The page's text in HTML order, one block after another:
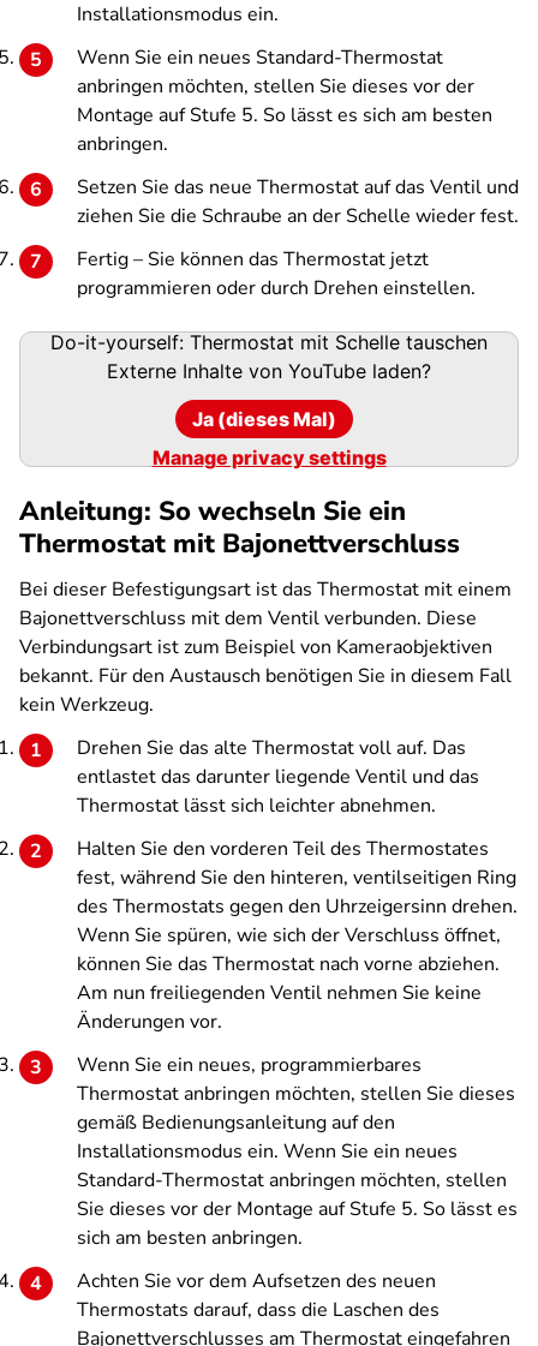
Installationsmodus ein.
Wenn Sie ein neues Standard-Thermostat
anbringen möchten, stellen Sie dieses vor der
Montage auf Stufe 5. So lässt es sich am besten
anbringen.
Setzen Sie das neue Thermostat auf das Ventil und
ziehen Sie die Schraube an der Schelle wieder fest.
Fertig – Sie können das Thermostat jetzt
programmieren oder durch Drehen einstellen.
Do-it-yourself: Thermostat mit Schelle tauschen
Externe Inhalte von YouTube laden?
Ja (dieses Mal)
Manage privacy settings
Anleitung: So wechseln Sie ein
Thermostat mit Bajonettverschluss
Bei dieser Befestigungsart ist das Thermostat mit einem
Bajonettverschluss mit dem Ventil verbunden. Diese
Verbindungsart ist zum Beispiel von Kameraobjektiven
bekannt. Für den Austausch benötigen Sie in diesem Fall
kein Werkzeug.
Drehen Sie das alte Thermostat voll auf. Das
entlastet das darunter liegende Ventil und das
Thermostat lässt sich leichter abnehmen.
Halten Sie den vorderen Teil des Thermostates
fest, während Sie den hinteren, ventilseitigen Ring
des Thermostats gegen den Uhrzeigersinn drehen.
Wenn Sie spüren, wie sich der Verschluss öffnet,
können Sie das Thermostat nach vorne abziehen.
Am nun freiliegenden Ventil nehmen Sie keine
Änderungen vor.
Wenn Sie ein neues, programmierbares
Thermostat anbringen möchten, stellen Sie dieses
gemäß Bedienungsanleitung auf den
Installationsmodus ein. Wenn Sie ein neues
Standard-Thermostat anbringen möchten, stellen
Sie dieses vor der Montage auf Stufe 5. So lässt es
sich am besten anbringen.
Achten Sie vor dem Aufsetzen des neuen
Thermostats darauf, dass die Laschen des
Bajonettverschlusses am Thermostat eingefahren